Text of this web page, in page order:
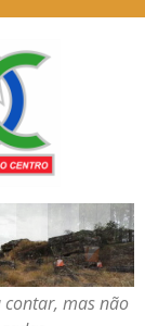
COC – CLUBE DE
DO
CENTRO
floresta trazemos
histórias para
mas não deixamos
que algumas
pegadas
mas não